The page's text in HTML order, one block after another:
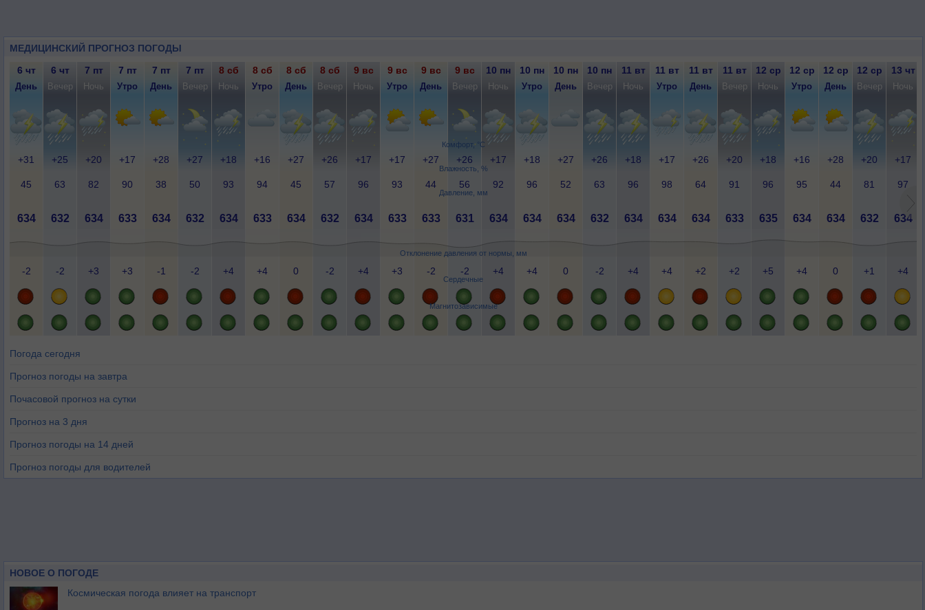
МЕДИЦИНСКИЙ ПРОГНОЗ ПОГОДЫ
Комфорт, °C
Влажность, %
Давление, мм
Отклонение давления от нормы, мм
Сердечные
Магнитозависимые
6 чт 6 чт 7 пт 7 пт 7 пт 7 пт 8 сб 8 сб 8 сб 8 сб 9 вс 9 вс 9 вс 9 вс 10 пн 10 пн 10 пн 10 пн 11 вт 11 вт 11 вт 11 вт 12 ср 12 ср 12 ср 12 ср 13 чт
День Вечер Ночь Утро День Вечер Ночь Утро День Вечер Ночь Утро День Вечер Ночь Утро День Вечер Ночь Утро День Вечер Ночь Утро День Вечер Ночь
+31 +25 +20 +17 +28 +27 +18 +16 +27 +26 +17 +17 +27 +26 +17 +18 +27 +26 +18 +17 +26 +20 +18 +16 +28 +20 +17
45 63 82 90 38 50 93 94 45 57 96 93 44 56 92 96 52 63 96 98 64 91 96 95 44 81 97
634 632 634 633 634 632 634 633 634 632 634 633 633 631 634 634 634 632 634 634 634 633 635 634 634 632 634
-2 -2 +3 +3 -1 -2 +4 +4 0 -2 +4 +3 -2 -2 +4 +4 0 -2 +4 +4 +2 +2 +5 +4 0 +1 +4
Погода сегодня
Прогноз погоды на завтра
Почасовой прогноз на сутки
Прогноз на 3 дня
Прогноз погоды на 14 дней
Прогноз погоды для водителей
НОВОЕ О ПОГОДЕ
Космическая погода влияет на транспорт